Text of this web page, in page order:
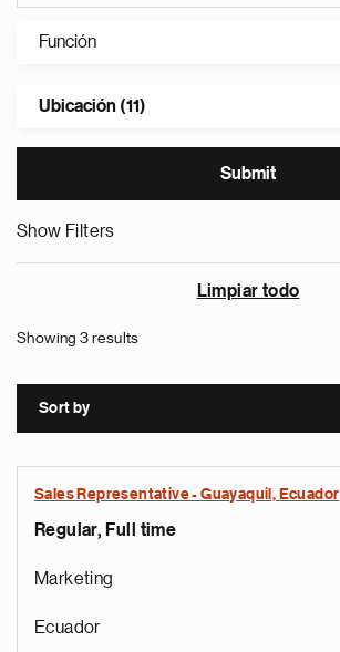
Función
Ubicación (11)
Show Filters
Limpiar todo
Showing 3 results
Sort by
Sales Representative - Guayaquil, Ecuador
Regular, Full time
Marketing
Ecuador